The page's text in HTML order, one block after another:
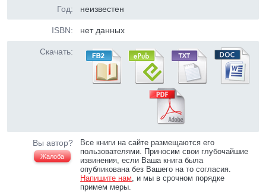
Год: неизвестен
ISBN: нет данных
Скачать:
Вы автор?
Жалоба
Все книги на сайте размещаются его
пользователями. Приносим свои глубочайшие
извинения, если Ваша книга была
опубликована без Вашего на то согласия.
Напишите нам, и мы в срочном порядке
примем меры.